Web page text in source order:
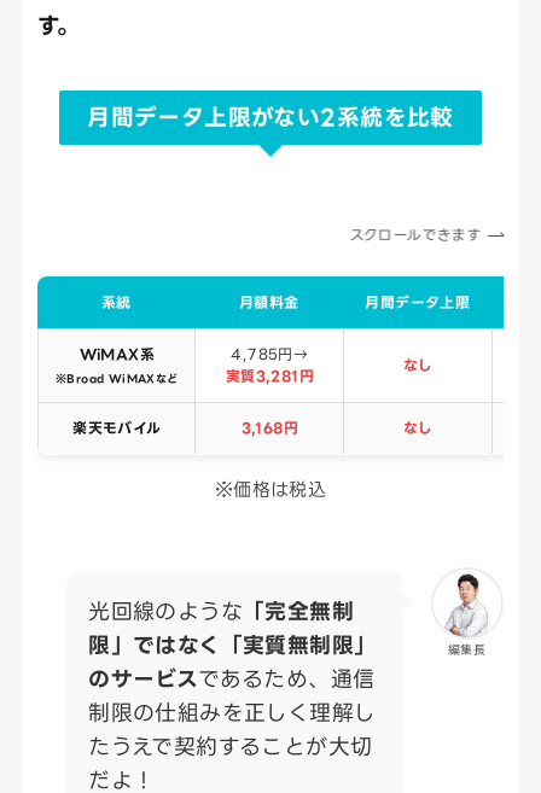
す。
月間データ上限がない2系統を比較
スクロールできます
系統 月額料金 月間データ上限
WiMAX系
※Broad WiMAXなど
4,785円→
実質3,281円
なし
楽天モバイル 3,168円 なし
※価格は税込
編集長
光回線のような 「完全無制
限」ではなく「実質無制限」
のサービスであるため、通信
制限の仕組みを正しく理解し
たうえで契約することが大切
だよ！